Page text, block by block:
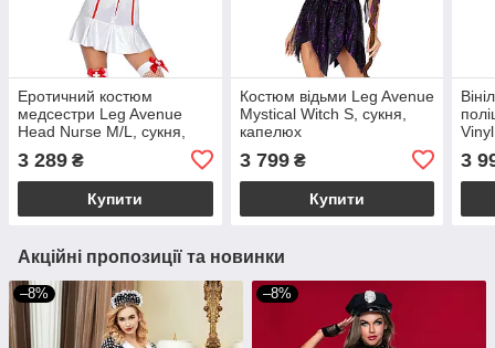
Еротичний костюм
медсестри Leg Avenue
Head Nurse M/L, сукня,
стетоскоп
3 289 ₴
Купити
Костюм відьми Leg Avenue
Mystical Witch S, сукня,
капелюх
3 799₴
Купити
3
Акційні пропозиції та новинки
–8% –8%